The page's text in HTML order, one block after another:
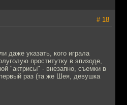
# 18
даже указать, кого играла
проститутку в эпизоде,
"актрисы" - внезапно, съемки в
раз (та же Шея, девушка